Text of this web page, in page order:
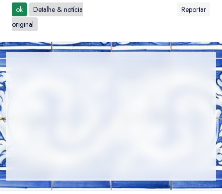
ok
Detalhe & notícia
original
Reportar